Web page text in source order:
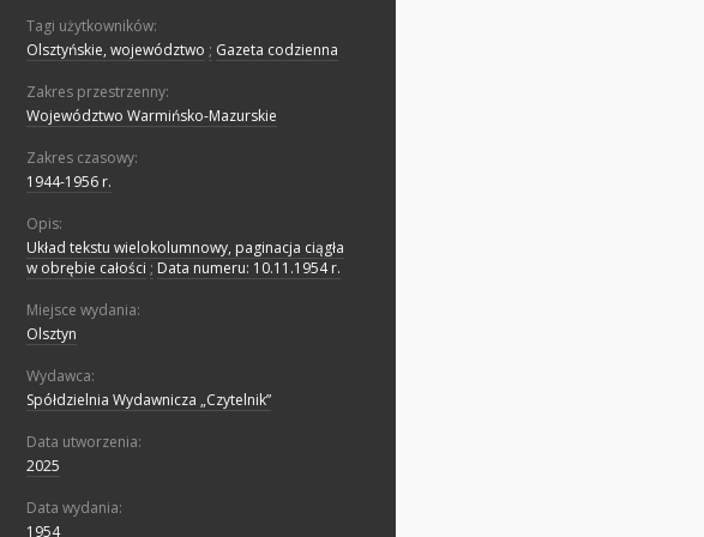
Tagi użytkowników:
Olsztyńskie, województwo ; Gazeta codzienna
Zakres przestrzenny:
Województwo Warmińsko-Mazurskie
Zakres czasowy:
1944-1956 r.
Opis:
Układ tekstu wielokolumnowy, paginacja ciągła
w obrębie całości ; Data numeru: 10.11.1954 r.
Miejsce wydania:
Olsztyn
Wydawca:
Spółdzielnia Wydawnicza „Czytelnik”
Data utworzenia:
2025
Data wydania:
1954